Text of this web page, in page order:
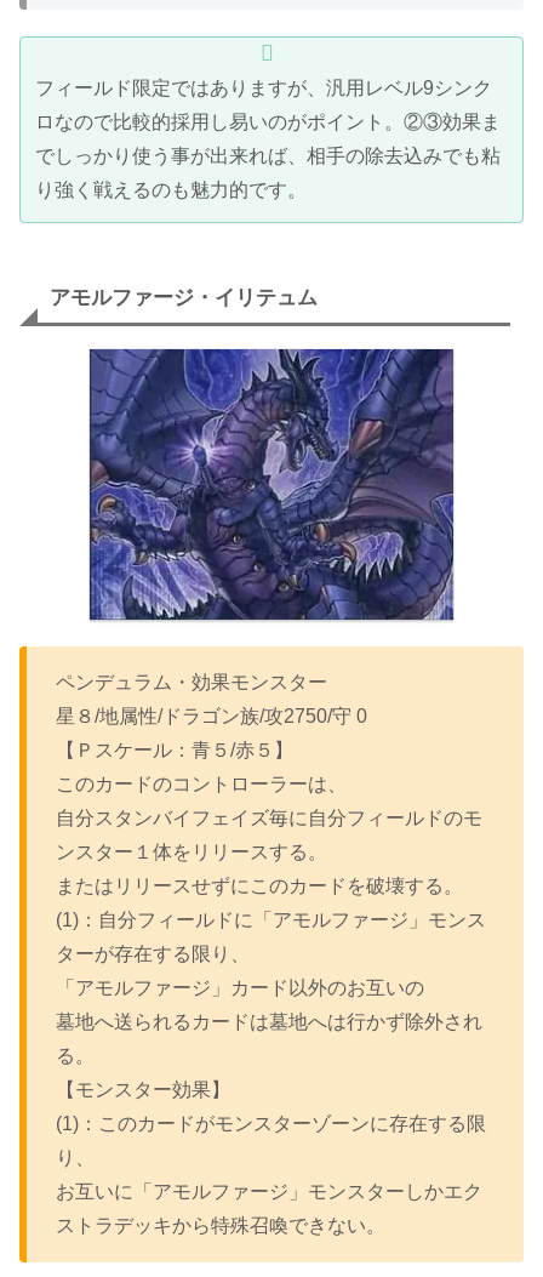
フィールド限定ではありますが、汎用レベル9シンク
ロなので比較的採用し易いのがポイント。②③効果ま
でしっかり使う事が出来れば、相手の除去込みでも粘
り強く戦えるのも魅力的です。
アモルファージ・イリテュム
ペンデュラム・効果モンスター
星８/地属性/ドラゴン族/攻2750/守 0
【Ｐスケール：青５/赤５】
このカードのコントローラーは、
自分スタンバイフェイズ毎に自分フィールドのモ
ンスター１体をリリースする。
またはリリースせずにこのカードを破壊する。
(1)：自分フィールドに「アモルファージ」モンス
ターが存在する限り、
「アモルファージ」カード以外のお互いの
墓地へ送られるカードは墓地へは行かず除外され
る。
【モンスター効果】
(1)：このカードがモンスターゾーンに存在する限
り、
お互いに「アモルファージ」モンスターしかエク
ストラデッキから特殊召喚できない。